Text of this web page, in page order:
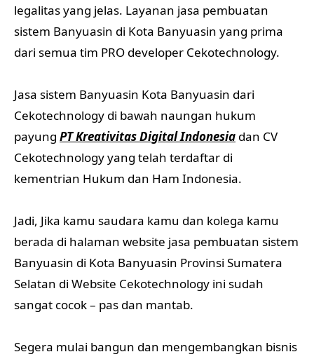
legalitas yang jelas. Layanan jasa pembuatan
sistem Banyuasin di Kota Banyuasin yang prima
dari semua tim PRO developer Cekotechnology.
Jasa sistem Banyuasin Kota Banyuasin dari
Cekotechnology di bawah naungan hukum
payung PT Kreativitas Digital Indonesia dan CV
Cekotechnology yang telah terdaftar di
kementrian Hukum dan Ham Indonesia.
Jadi, Jika kamu saudara kamu dan kolega kamu
berada di halaman website jasa pembuatan sistem
Banyuasin di Kota Banyuasin Provinsi Sumatera
Selatan di Website Cekotechnology ini sudah
sangat cocok – pas dan mantab.
Segera mulai bangun dan mengembangkan bisnis